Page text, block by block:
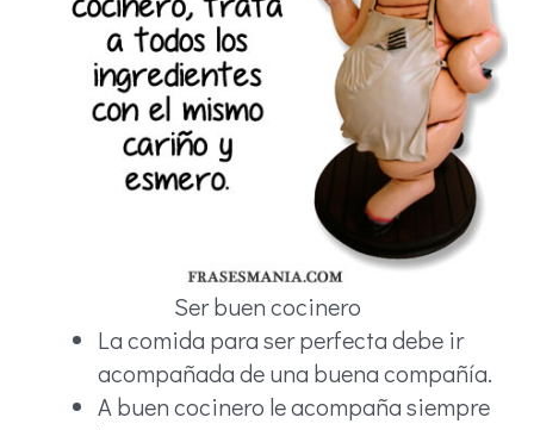
Ser buen cocinero
La comida para ser perfecta debe ir
acompañada de una buena compañía.
A buen cocinero le acompaña siempre